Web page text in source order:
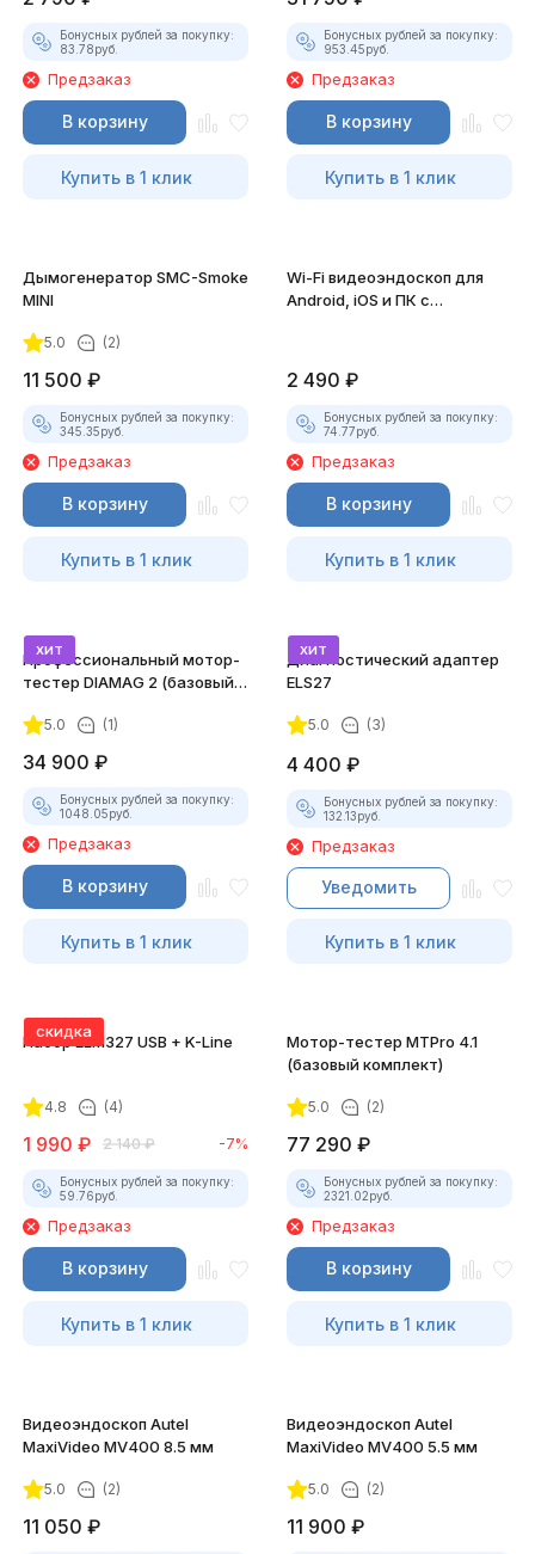
Бонусных рублей за покупку:
83.78руб.
Предзаказ
В корзину
Купить в 1 клик
Бонусных рублей за покупку:
953.45руб.
Предзаказ
В корзину
Купить в 1 клик
Дымогенератор SMC-Smoke
MINI
5.0 (2)
11 500 ₽
Бонусных рублей за покупку:
345.35руб.
Предзаказ
В корзину
Купить в 1 клик
Wi-Fi видеоэндоскоп для
Android, iOS и ПК с
2 490 ₽
Бонусных рублей за покупку:
74.77руб.
Предзаказ
В корзину
Купить в 1 клик
хит
Профессиональный мотор-
тестер DIAMAG 2 (базовый
5.0 (1)
34 900 ₽
Бонусных рублей за покупку:
1048.05руб.
Предзаказ
В корзину
Купить в 1 клик
хит
Диагностический адаптер
ELS27
5.0 (3)
4 400 ₽
Бонусных рублей за покупку:
132.13руб.
Предзаказ
Уведомить
Купить в 1 клик
скидка
Набор ELM327 USB + K-Line
4.8 (4)
1 990 ₽ 2 140 ₽ -7%
Бонусных рублей за покупку:
59.76руб.
Предзаказ
В корзину
Купить в 1 клик
Мотор-тестер MTPro 4.1
(базовый комплект)
5.0 (2)
77 290 ₽
Бонусных рублей за покупку:
2321.02руб.
Предзаказ
В корзину
Купить в 1 клик
Видеоэндоскоп Autel
MaxiVideo MV400 8.5 мм
5.0 (2)
11 050 ₽
Видеоэндоскоп Autel
MaxiVideo MV400 5.5 мм
5.0 (2)
11 900 ₽